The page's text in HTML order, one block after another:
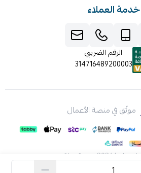
خدمة العملاء
الرقم الضريبي
314716489200003
موثّق في منصة الأعمال
على | 2026 منصة سلة